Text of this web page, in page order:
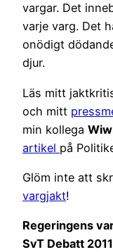
vargar. Det
varje varg. Det
onödigt
djur.
Läs mitt
och mitt
min kollega
artikel på
Glöm inte att
vargjakt!
Regeringens
SvT Debatt